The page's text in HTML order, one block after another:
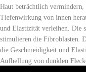
Haut beträchtlich vermindern,
Tiefenwirkung von innen
und Elastizität verleihen. Die
stimulieren die Fibroblasten.
die Geschmeidigkeit und
Aufhellung von dunklen